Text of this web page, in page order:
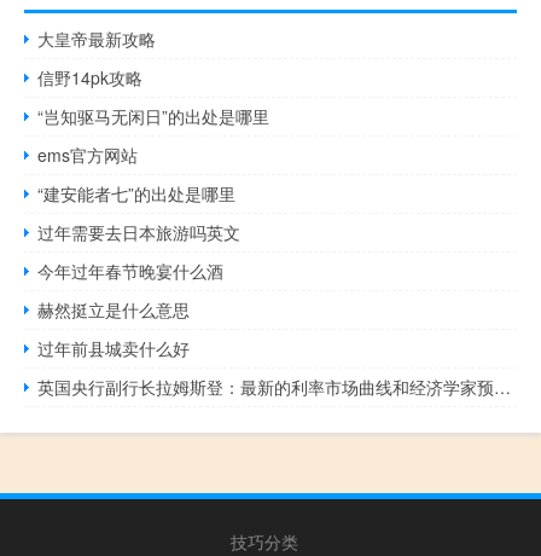
大皇帝最新攻略
信野14pk攻略
“岂知驱马无闲日”的出处是哪里
ems官方网站
“建安能者七”的出处是哪里
过年需要去日本旅游吗英文
今年过年春节晚宴什么酒
赫然挺立是什么意思
过年前县城卖什么好
英国央行副行长拉姆斯登：最新的利率市场曲线和经济学家预测与外部预测者一致他们对供应前景的看法比货币政策委员会更为乐观
技巧分类